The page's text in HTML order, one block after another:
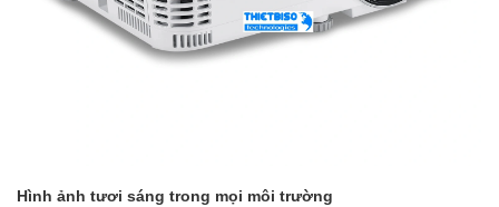
Hình ảnh tươi sáng trong mọi môi trường